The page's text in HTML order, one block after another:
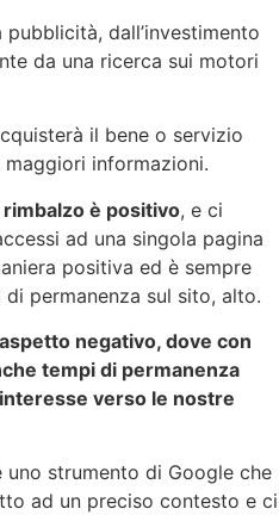
pubblicità, dall’investimento
da una ricerca sui motori
il bene o servizio
informazioni.
è positivo, e ci
ad una singola pagina
positiva ed è sempre
permanenza sul sito, alto.
negativo, dove con
tempi di permanenza
verso le nostre
strumento di Google che
ad un preciso contesto e ci